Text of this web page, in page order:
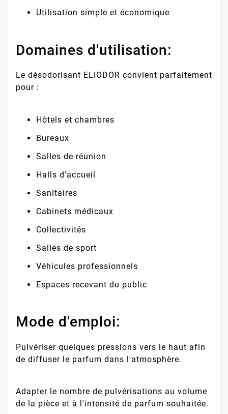
Utilisation simple et économique
Domaines d'utilisation:
Le désodorisant ELIODOR convient parfaitement
pour :
Hôtels et chambres
Bureaux
Salles de réunion
Halls d'accueil
Sanitaires
Cabinets médicaux
Collectivités
Salles de sport
Véhicules professionnels
Espaces recevant du public
Mode d'emploi:
Pulvériser quelques pressions vers le haut afin
de diffuser le parfum dans l'atmosphère.
Adapter le nombre de pulvérisations au volume
de la pièce et à l'intensité de parfum souhaitée.